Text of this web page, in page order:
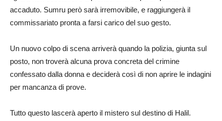
accaduto. Sumru però sarà irremovibile, e raggiungerà il
commissariato pronta a farsi carico del suo gesto.
Un nuovo colpo di scena arriverà quando la polizia, giunta sul
posto, non troverà alcuna prova concreta del crimine
confessato dalla donna e deciderà così di non aprire le indagini
per mancanza di prove.
Tutto questo lascerà aperto il mistero sul destino di Halil.